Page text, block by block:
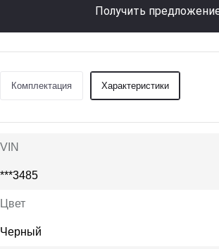
Получить
Комплектация Характеристики
VIN
***3485
Цвет
Черный